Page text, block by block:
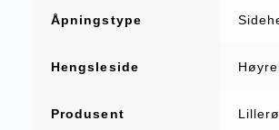
Åpningstype
Hengsleside
Produsent